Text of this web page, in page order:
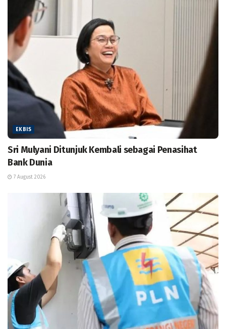
EKBIS
Sri Mulyani Ditunjuk Kembali sebagai Penasihat
Bank Dunia
7 August 2026